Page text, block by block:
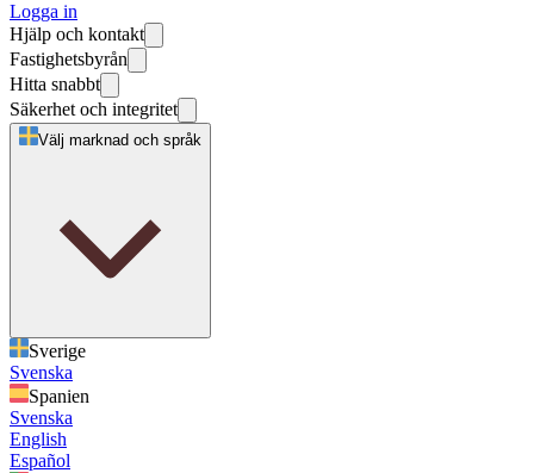
Logga in
Hjälp och kontakt
Fastighetsbyrån
Hitta snabbt
Säkerhet och integritet
Välj marknad och språk
Sverige
Svenska
Spanien
Svenska
English
Español